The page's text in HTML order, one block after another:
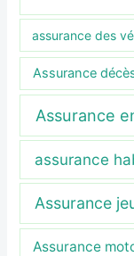
assurance des
Assurance
Assurance
assurance
Assurance
Assurance